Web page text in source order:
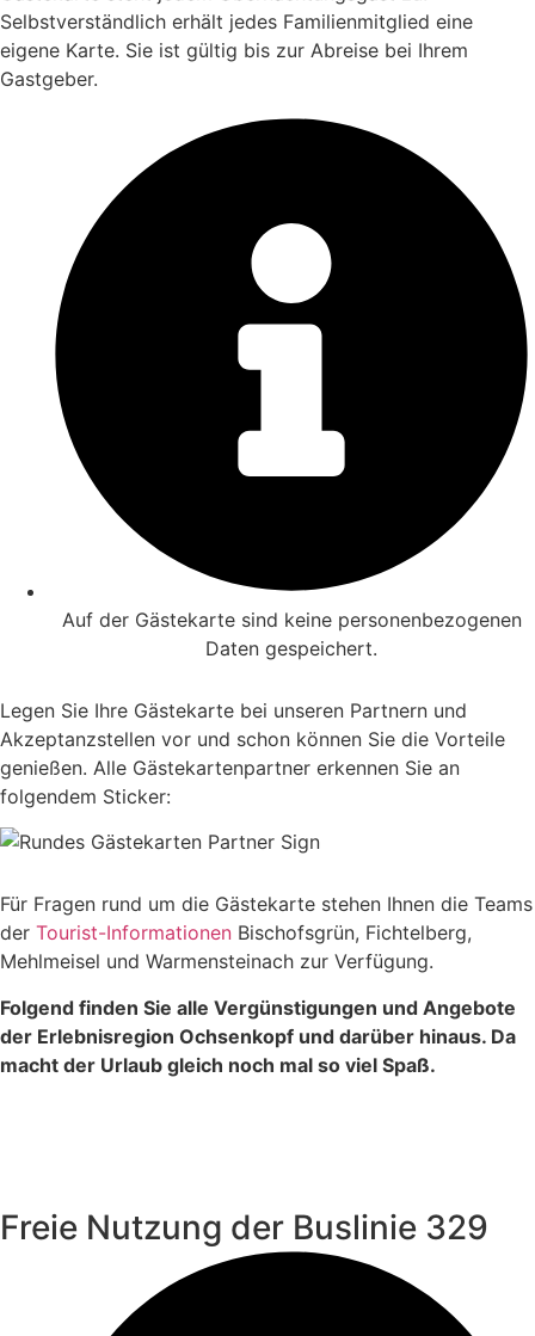
Selbstverständlich erhält jedes Familienmitglied eine
eigene Karte. Sie ist gültig bis zur Abreise bei Ihrem
Gastgeber.
Auf der Gästekarte sind keine personenbezogenen
Daten gespeichert.
Legen Sie Ihre Gästekarte bei unseren Partnern und
Akzeptanzstellen vor und schon können Sie die Vorteile
genießen. Alle Gästekartenpartner erkennen Sie an
folgendem Sticker:
Für Fragen rund um die Gästekarte stehen Ihnen die Teams
der Tourist-Informationen Bischofsgrün, Fichtelberg,
Mehlmeisel und Warmensteinach zur Verfügung.
Folgend finden Sie alle Vergünstigungen und Angebote
der Erlebnisregion Ochsenkopf und darüber hinaus. Da
macht der Urlaub gleich noch mal so viel Spaß.
Freie Nutzung der Buslinie 329